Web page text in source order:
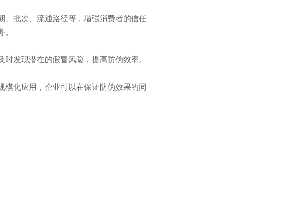
、批次、流通路径等，增强消费者的信任
。
发现潜在的假冒风险，提高防伪效率。
化应用，企业可以在保证防伪效果的同